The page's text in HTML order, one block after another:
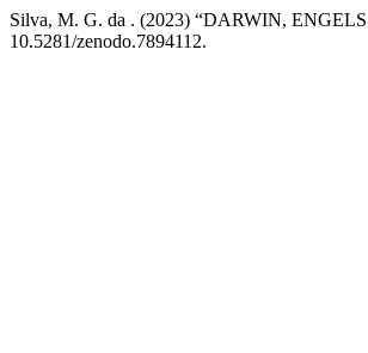
Silva, M. G. da . (2023) “DARWIN,
10.5281/zenodo.7894112.